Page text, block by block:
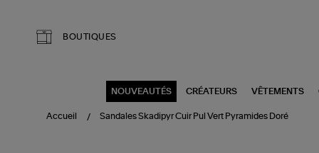
BOUTIQUES
NOUVEAUTÉS CRÉATEURS VÊTEMENTS
Accueil Sandales Skadipyr Cuir Pul Vert Pyramides Doré